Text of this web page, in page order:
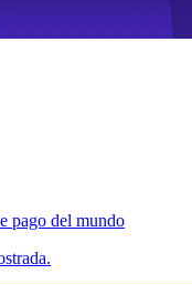
pago del mundo